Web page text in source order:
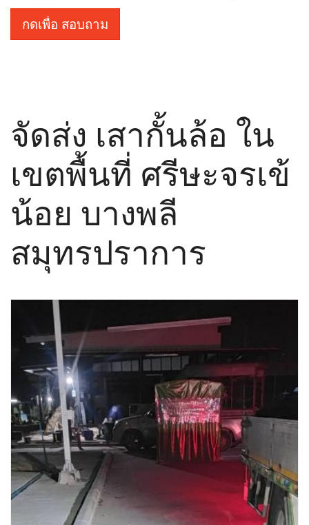
กดเพื่อ สอบถาม
จัดส่ง เสากั้นล้อ ใน
เขตพื้นที่ ศรีษะจรเข้
น้อย บางพลี
สมุทรปราการ